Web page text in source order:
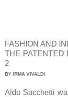
FASHION AND
THE PATENTED
2
BY IRMA VIVALDI
Aldo Sacchetti